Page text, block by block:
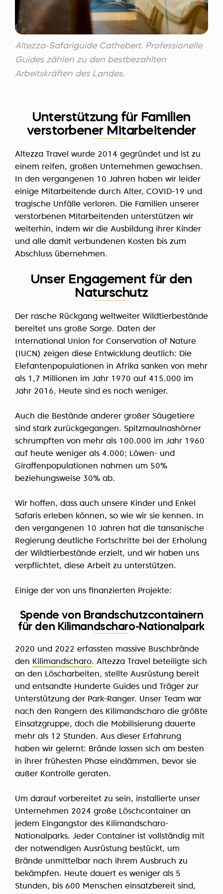
Altezza-Safariguide Cathebert. Professionelle
Guides zählen zu den bestbezahlten
Arbeitskräften des Landes.
Unterstützung für Familien
verstorbener Mitarbeitender
Altezza Travel wurde 2014 gegründet und ist zu
einem reifen, großen Unternehmen gewachsen.
In den vergangenen 10 Jahren haben wir leider
einige Mitarbeitende durch Alter, COVID-19 und
tragische Unfälle verloren. Die Familien unserer
verstorbenen Mitarbeitenden unterstützen wir
weiterhin, indem wir die Ausbildung ihrer Kinder
und alle damit verbundenen Kosten bis zum
Abschluss übernehmen.
Unser Engagement für den
Naturschutz
Der rasche Rückgang weltweiter Wildtierbestände
bereitet uns große Sorge. Daten der
International Union for Conservation of Nature
(IUCN) zeigen diese Entwicklung deutlich: Die
Elefantenpopulationen in Afrika sanken von mehr
als 1,7 Millionen im Jahr 1970 auf 415.000 im
Jahr 2016. Heute sind es noch weniger.
Auch die Bestände anderer großer Säugetiere
sind stark zurückgegangen. Spitzmaulnashörner
schrumpften von mehr als 100.000 im Jahr 1960
auf heute weniger als 4.000; Löwen- und
Giraffenpopulationen nahmen um 50%
beziehungsweise 30% ab.
Wir hoffen, dass auch unsere Kinder und Enkel
Safaris erleben können, so wie wir sie kennen. In
den vergangenen 10 Jahren hat die tansanische
Regierung deutliche Fortschritte bei der Erholung
der Wildtierbestände erzielt, und wir haben uns
verpflichtet, diese Arbeit zu unterstützen.
Einige der von uns finanzierten Projekte:
Spende von Brandschutzcontainern
für den Kilimandscharo-Nationalpark
2020 und 2022 erfassten massive Buschbrände
den Kilimandscharo. Altezza Travel beteiligte sich
an den Löscharbeiten, stellte Ausrüstung bereit
und entsandte Hunderte Guides und Träger zur
Unterstützung der Park-Ranger. Unser Team war
nach den Rangern des Kilimandscharo die größte
Einsatzgruppe, doch die Mobilisierung dauerte
mehr als 12 Stunden. Aus dieser Erfahrung
haben wir gelernt: Brände lassen sich am besten
in ihrer frühesten Phase eindämmen, bevor sie
außer Kontrolle geraten.
Um darauf vorbereitet zu sein, installierte unser
Unternehmen 2024 große Löschcontainer an
jedem Eingangstor des Kilimandscharo-
Nationalparks. Jeder Container ist vollständig mit
der notwendigen Ausrüstung bestückt, um
Brände unmittelbar nach ihrem Ausbruch zu
bekämpfen. Heute dauert es weniger als 5
Stunden, bis 600 Menschen einsatzbereit sind,